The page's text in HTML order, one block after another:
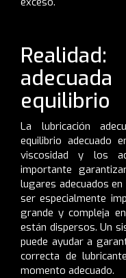
equilibrio
La lubricación
equilibrio adecuado
viscosidad y los
importante
lugares adecuados
ser especialmente
grande y compleja
están dispersos. Un
puede ayudar a
correcta de
momento adecuado.